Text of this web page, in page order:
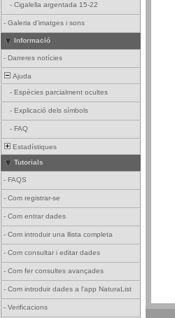
- Cigalella argentada 15-22
- Galeria d'imatges i sons
Informació
- Darreres notícies
Ajuda
- Espècies parcialment ocultes
- Explicació dels símbols
- FAQ
Estadístiques
Tutorials
- FAQS
- Com registrar-se
- Com entrar dades
- Com introduir una llista completa
- Com consultar i editar dades
- Com fer consultes avançades
- Com introduir dades a l'app NaturaList
- Verificacions